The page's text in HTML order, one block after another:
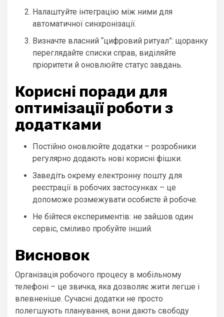
Налаштуйте інтеграцію між ними для
автоматичної синхронізації.
Визначте власний “цифровий ритуал”: щоранку
переглядайте списки справ, виділяйте
пріоритети й оновлюйте статус завдань.
Корисні поради для
оптимізації роботи з
додатками
Постійно оновлюйте додатки – розробники
регулярно додають нові корисні фішки.
Заведіть окрему електронну пошту для
реєстрації в робочих застосунках – це
допоможе розмежувати особисте й робоче.
Не бійтеся експериментів: не зайшов один
сервіс, сміливо пробуйте інший.
Висновок
Організація робочого процесу в мобільному
телефоні – це звичка, яка дозволяє жити легше і
впевненіше. Сучасні додатки не просто
полегшують планування, вони дають свободу